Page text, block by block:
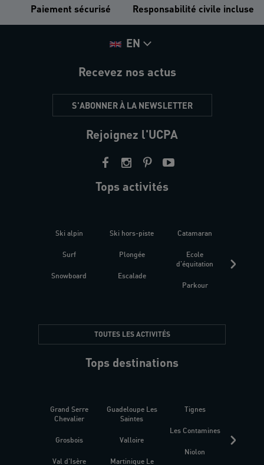
Paiement sécurisé Responsabilité civile incluse
EN
Recevez nos actus
S'ABONNER À LA NEWSLETTER
Rejoignez l'UCPA
Tops activités
Ski alpin
Surf
Snowboard
Ski hors-piste
Plongée
Escalade
Catamaran
Ecole
d'équitation
Parkour
TOUTES LES ACTIVITÉS
Tops destinations
Grand Serre
Chevalier
Grosbois
Val d'Isère
Guadeloupe Les
Saintes
Valloire
Martinique Le
Tignes
Les Contamines
Niolon